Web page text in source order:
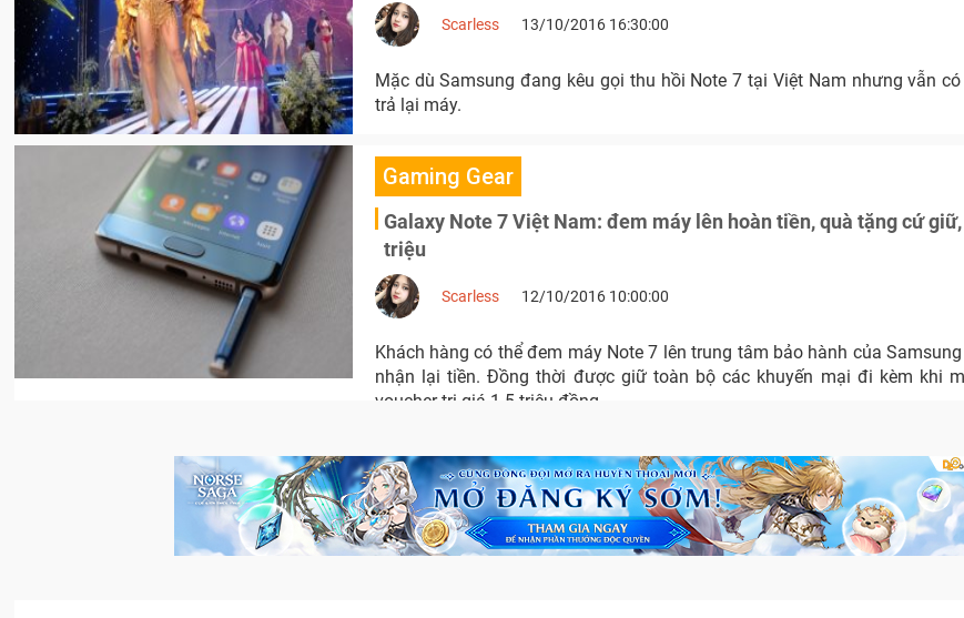
Scarless 13/10/2016 16:30:00
Mặc dù Samsung đang kêu gọi thu hồi Note 7 tại Việt Nam nhưng vẫn
trả lại máy.
Gaming Gear
Galaxy Note 7 Việt Nam: đem máy lên hoàn tiền, quà tặng cứ
triệu
Scarless 12/10/2016 10:00:00
Khách hàng có thể đem máy Note 7 lên trung tâm bảo hành của
nhận lại tiền. Đồng thời được giữ toàn bộ các khuyến mại đi kèm khi
voucher trị giá 1.5 triệu đồng